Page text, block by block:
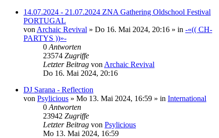
14.07.2024 - 21.07.2024 ZNA Gathering Oldschool Festival
PORTUGAL
von Archaic Revival » Do 16. Mai 2024, 20:16 » in -«(( CH-
PARTYS ))»-
0 Antworten
23574 Zugriffe
Letzter Beitrag von Archaic Revival
Do 16. Mai 2024, 20:16
DJ Sarana - Reflection
von Psylicious » Mo 13. Mai 2024, 16:59 » in International
0 Antworten
23942 Zugriffe
Letzter Beitrag von Psylicious
Mo 13. Mai 2024, 16:59